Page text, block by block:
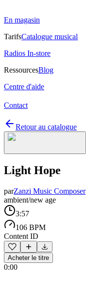
En magasin
TarifsCatalogue musical
Radios In-store
RessourcesBlog
Centre d'aide
Contact
Retour au catalogue
Light Hope
parZanzi Music Composer
ambient/new age
3:57
106 BPM
Content ID
Acheter le titre
0:00